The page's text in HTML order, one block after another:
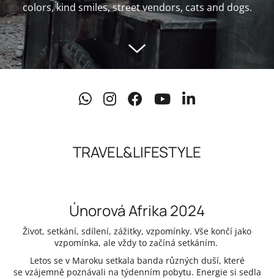
colors, kind smiles, street vendors, cats and dogs.
TRAVEL&LIFESTYLE
Únorová Afrika 2024
Život, setkání, sdílení, zážitky, vzpomínky. Vše končí jako
vzpomínka, ale vždy to začíná setkáním.
Letos se v Maroku setkala banda různých duší, které
se vzájemně poznávali na týdenním pobytu. Energie si sedla